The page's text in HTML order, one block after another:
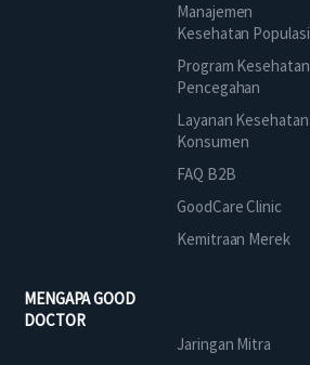
Manajemen
Kesehatan Populasi
Program Kesehatan
Pencegahan
Layanan Kesehatan
Konsumen
FAQ B2B
GoodCare Clinic
Kemitraan Merek
MENGAPA GOOD
DOCTOR
Jaringan Mitra